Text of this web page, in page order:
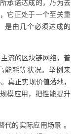
承诺达成的，乃为去
它正处于一个至关重
是由几个必须达成的
流的区块链网络，普
能耗等状况。举例来
真正实现价值落地，
模应用，把性能提升
代的实际应用场景 。